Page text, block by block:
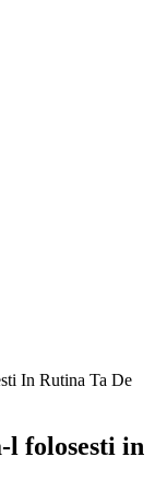
In Rutina Ta De
l folosesti in